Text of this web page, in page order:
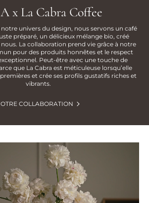
x La Cabra Coffee
univers du design, nous servons un café
préparé, un délicieux mélange bio, créé
La collaboration prend vie grâce à notre
pour des produits honnêtes et le respect
Peut-être avec une touche de
que La Cabra est méticuleuse lorsqu’elle
et crée ses profils gustatifs riches et
vibrants.
COLLABORATION